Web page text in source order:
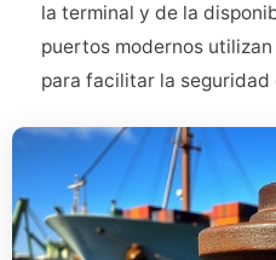
la terminal y de la
puertos modernos
para facilitar la seguridad